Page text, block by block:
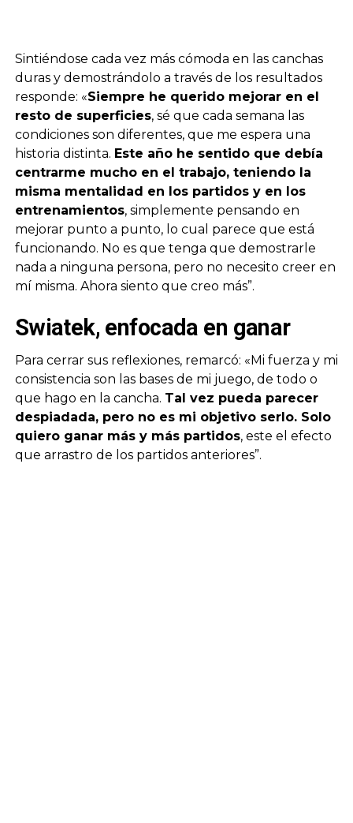
Sintiéndose cada vez más cómoda en las canchas
duras y demostrándolo a través de los resultados
responde: «Siempre he querido mejorar en el
resto de superficies, sé que cada semana las
condiciones son diferentes, que me espera una
historia distinta. Este año he sentido que debía
centrarme mucho en el trabajo, teniendo la
misma mentalidad en los partidos y en los
entrenamientos, simplemente pensando en
mejorar punto a punto, lo cual parece que está
funcionando. No es que tenga que demostrarle
nada a ninguna persona, pero no necesito creer en
mí misma. Ahora siento que creo más”.
Swiatek, enfocada en ganar
Para cerrar sus reflexiones, remarcó: «Mi fuerza y mi
consistencia son las bases de mi juego, de todo o
que hago en la cancha. Tal vez pueda parecer
despiadada, pero no es mi objetivo serlo. Solo
quiero ganar más y más partidos, este el efecto
que arrastro de los partidos anteriores”.